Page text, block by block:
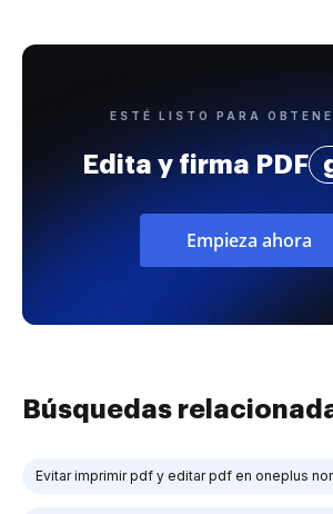
ESTÉ LISTO PARA
Edita y firma PDF
Empieza ahora
Búsquedas
Evitar imprimir pdf y editar pdf en oneplus